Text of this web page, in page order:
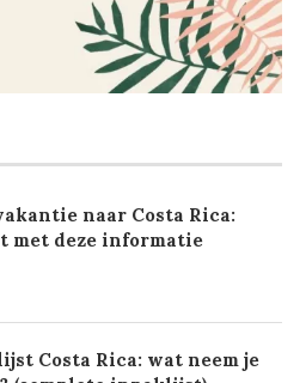
naar Costa Rica:
met deze informatie
Costa Rica: wat neem je